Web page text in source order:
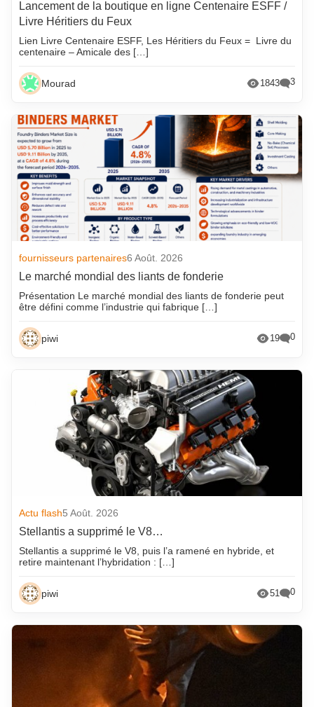
Lancement de la boutique en ligne Centenaire ESFF /
Livre Héritiers du Feux
Lien Livre Centenaire ESFF, Les Héritiers du Feux = Livre du
centenaire – Amicale des […]
Mourad 1843 3
fournisseurs partenaires6 Août. 2026
Le marché mondial des liants de fonderie
Présentation Le marché mondial des liants de fonderie peut
être défini comme l’industrie qui fabrique […]
piwi 19 0
Actu flash5 Août. 2026
Stellantis a supprimé le V8…
Stellantis a supprimé le V8, puis l’a ramené en hybride, et
retire maintenant l’hybridation : […]
piwi 51 0